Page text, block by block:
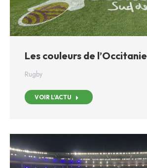
Les couleurs de l’Occitanie
Rugby
VOIR L'ACTU